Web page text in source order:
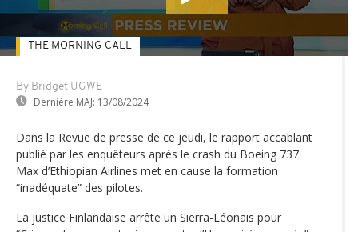
By Bridget UGWE
Dernière MAJ: 13/08/2024
THE MORNING CALL
Dans la Revue de presse de ce jeudi, le rapport accablant
publié par les enquêteurs après le crash du Boeing 737
Max d’Ethiopian Airlines met en cause la formation
“inadéquate” des pilotes.
La justice Finlandaise arrête un Sierra-Léonais pour